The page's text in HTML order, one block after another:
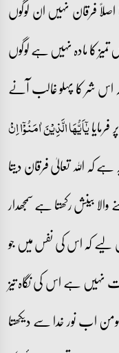
اصلاً فرقان نہیں ان لوگوں
کا مادہ نہیں ہے لوگوں
شر کا پہلو غالب آنے
یٰۤاَیُّہَا الَّذِیۡنَ اٰمَنُوۡۤا اِنۡ
کہ اللہ تعالیٰ فرقان دیتا
بینش رکھتا ہے سمجھدار
لیے کہ اس کی نفس میں جو
ہے اس کی نگاہ تیز
اب نور خدا سے دیکھتا